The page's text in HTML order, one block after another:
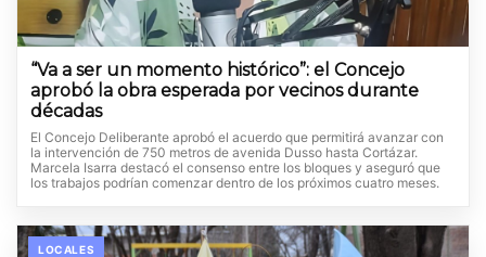
“Va a ser un momento histórico”: el Concejo
aprobó la obra esperada por vecinos durante
décadas
El Concejo Deliberante aprobó el acuerdo que permitirá avanzar con
la intervención de 750 metros de avenida Dusso hasta Cortázar.
Marcela Isarra destacó el consenso entre los bloques y aseguró que
los trabajos podrían comenzar dentro de los próximos cuatro meses.
LOCALES